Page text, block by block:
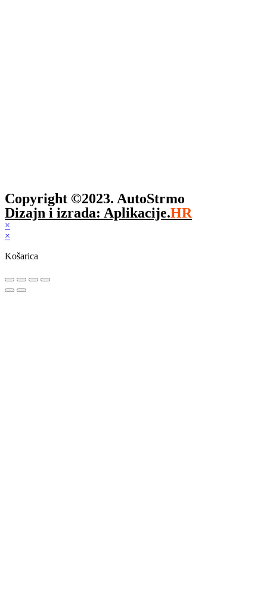
Copyright ©2023. AutoStrmo
Dizajn i izrada: Aplikacije.HR
×
×
Košarica